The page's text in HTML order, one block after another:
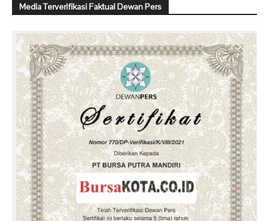
Media Terverifikasi Faktual Dewan Pers